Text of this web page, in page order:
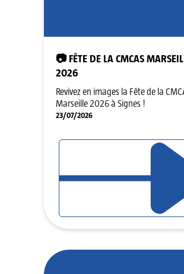
📷 FÊTE DE LA CMCAS
2026
Revivez en images la Fête de la
Marseille 2026 à Signes !
23/07/2026